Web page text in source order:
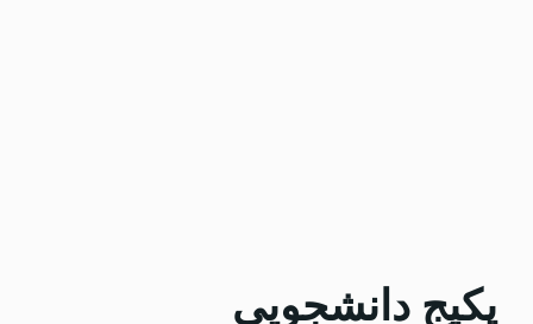
پکیج دانشجویی